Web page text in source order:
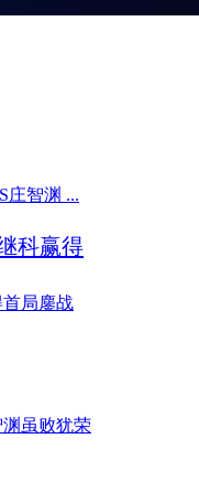
庄智渊 ...
局鏖战
虽败犹荣